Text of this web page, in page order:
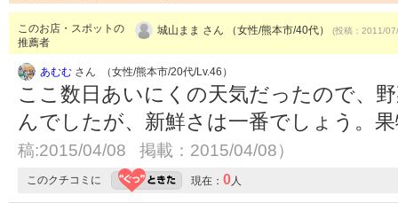
このお店・スポットの
推薦者
城山まま さん （女性/熊本市/40代） (投稿：2011/
あむむ さん （女性/熊本市/20代/Lv.46）
ここ数日あいにくの天気だったので、
んでしたが、新鮮さは一番でしょう。
稿:2015/04/08 掲載：2015/04/08）
このクチコミに 現在： 0人